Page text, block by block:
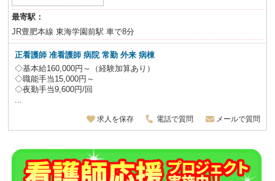
最寄駅：
JR豊肥本線 東海学園前駅 車で8分
正看護師 准看護師 病院 常勤 外来 病棟
◇基本給160,000円～（経験加算あり）
◇職能手当15,000円～
◇夜勤手当9,600円/回
求人を保存 電話で質問 メールで質問